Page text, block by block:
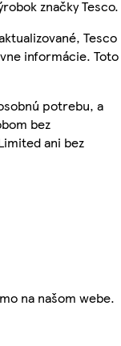
značky Tesco.
Tesco
informácie. Toto
potrebu, a
bez
ani bez
na našom webe.